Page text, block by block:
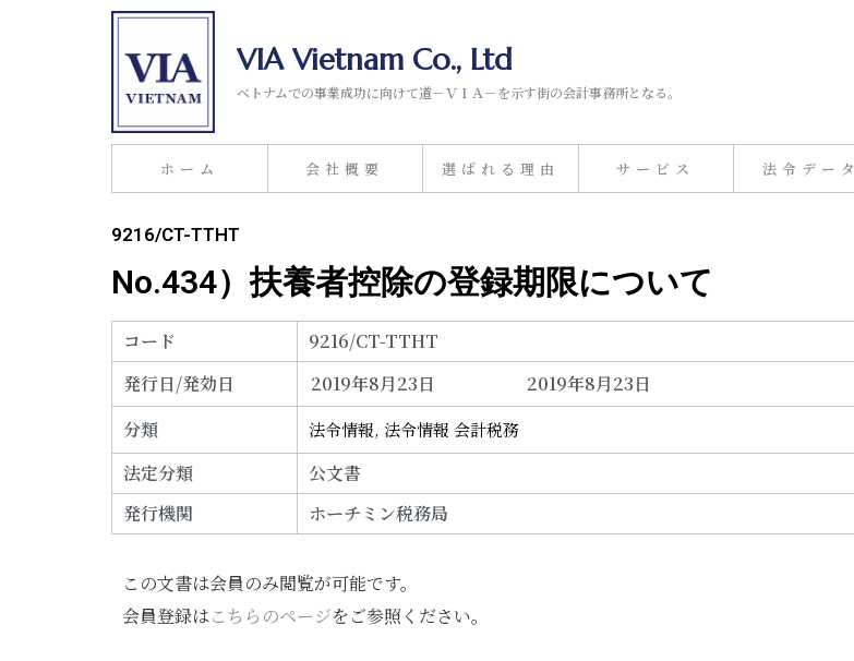
VIA Vietnam Co., Ltd
ベトナムでの事業成功に向けて道－ＶＩＡ－を示す街の会計事務所となる。
ホーム 会社概要 選ばれる理由 サービス 法令データ
9216/CT-TTHT
No.434）扶養者控除の登録期限について
コード
9216/CT-TTHT
発行日/発効日
2019年8月23日
2019年8月23日
分類
法令情報, 法令情報 会計税務
法定分類
公文書
発行機関
ホーチミン税務局
この文書は会員のみ閲覧が可能です。
会員登録はこちらのページをご参照ください。